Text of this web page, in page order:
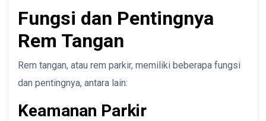
Fungsi dan Pentingnya
Rem Tangan
Rem tangan, atau rem parkir, memiliki beberapa fungsi
dan pentingnya, antara lain:
Keamanan Parkir